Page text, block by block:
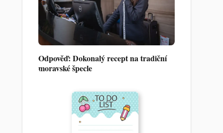
Odpověď: Dokonalý recept na tradiční
moravské špecle